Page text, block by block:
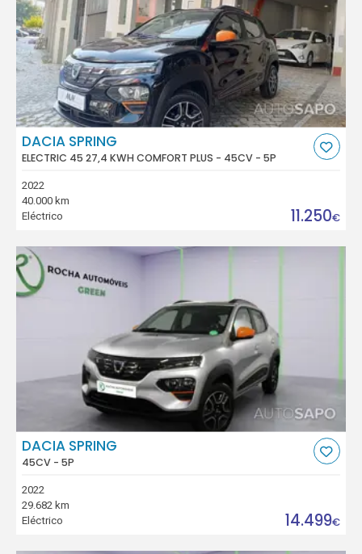
DACIA SPRING
ELECTRIC 45 27,4 KWH COMFORT PLUS - 45CV - 5P
2022
40.000 km
Eléctrico
11.250€
DACIA SPRING
45CV - 5P
2022
29.682 km
Eléctrico
14.499€